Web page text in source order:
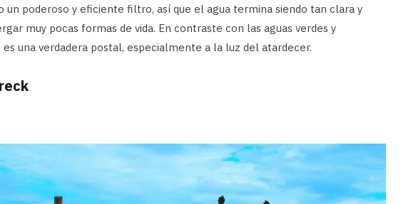
un poderoso y eficiente filtro, así que el agua termina siendo tan clara y
muy pocas formas de vida. En contraste con las aguas verdes y
es una verdadera postal, especialmente a la luz del atardecer.